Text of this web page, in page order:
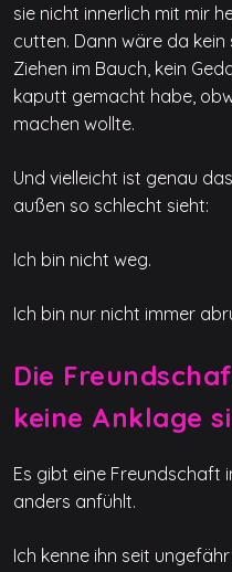
sie nicht innerlich mit mir
cutten. Dann wäre da kein
Ziehen im Bauch, kein
kaputt gemacht habe,
machen wollte.
Und vielleicht ist genau
außen so schlecht sieht:
Ich bin nicht weg.
Ich bin nur nicht immer
Die
keine Anklage
Es gibt eine Freundschaft
anders anfühlt.
Ich kenne ihn seit